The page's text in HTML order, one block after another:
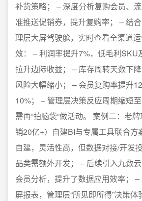
补货策略； – 深度分析复购会员、
准推送促销券，提升复购率； – 结
理层大屏驾驶舱，实时查看全渠道
效： – 利润率提升7%，低毛利SKU
拉升边际收益； – 库存周转天数下
风险大幅缩小； – 会员复购率提升
10%； – 管理层决策反应周期缩短
需再“拍脑袋”做活动。 案例二：老
销20亿+）自建BI与专属工具联合方
自建，灵活性高，但数据对接/开发
品类需额外开发； – 后续引入九数云
会员分析，提升了数据应用效率；
屏报表，管理层“所见即所得”决策